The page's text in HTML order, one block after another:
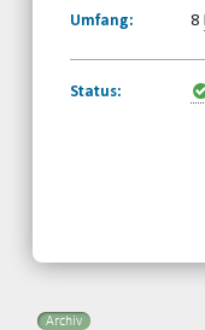
Umfang:
8
Status:
Archiv